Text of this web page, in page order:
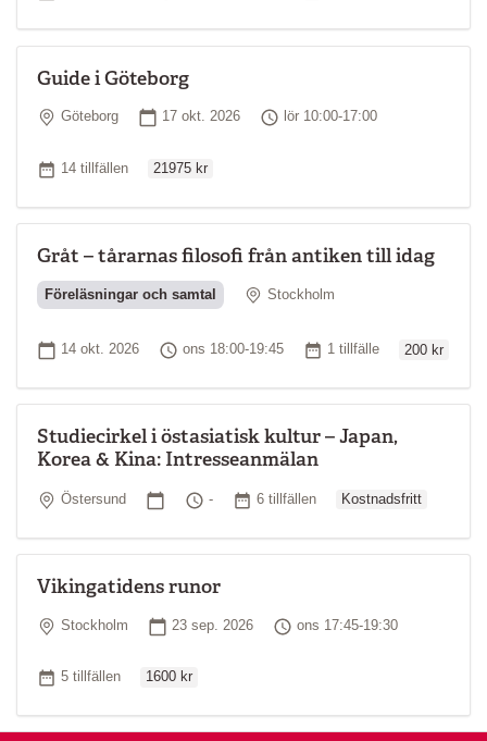
Guide i Göteborg
Plats
Göteborg Startdatum
17 okt. 2026 Tid
lör 10:00-17:00
Antal tillfällen
14 tillfällen 21975 kr
Gråt – tårarnas filosofi från antiken till idag
Föreläsningar och samtal Plats
Stockholm
Startdatum
14 okt. 2026 Tid
ons 18:00-19:45 Antal tillfällen
1 tillfälle 200 kr
Studiecirkel i östasiatisk kultur – Japan,
Korea & Kina: Intresseanmälan
Plats
Östersund Startdatum
Tid
- Antal tillfällen
6 tillfällen Kostnadsfritt
Vikingatidens runor
Plats
Stockholm Startdatum
23 sep. 2026 Tid
ons 17:45-19:30
Antal tillfällen
5 tillfällen 1600 kr